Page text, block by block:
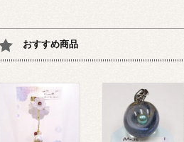
おすすめ商品